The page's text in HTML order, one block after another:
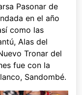
Pasonar de
en el año
como las
Alas del
Tronar del
fue con la
Sandombé.